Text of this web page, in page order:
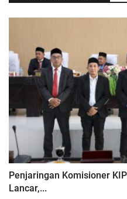
Penjaringan Komisioner
Lancar,...